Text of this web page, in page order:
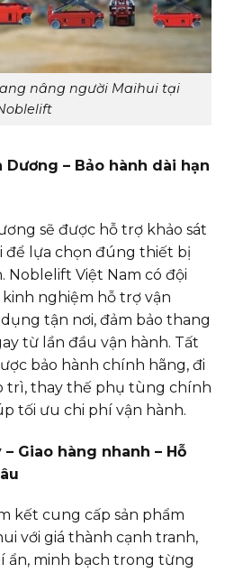
nâng người Maihui tại
– Bảo hành dài hạn
sẽ được hỗ trợ khảo sát
để lựa chọn đúng thiết bị
Việt Nam có đội
nghiệm hỗ trợ vận
tận nơi, đảm bảo thang
từ lần đầu vận hành. Tất
bảo hành chính hãng, đi
trì, thay thế phụ tùng chính
tối ưu chi phí vận hành.
Giao hàng nhanh – Hỗ
kết cung cấp sản phẩm
với giá thành cạnh tranh,
ẩn, minh bạch trong từng